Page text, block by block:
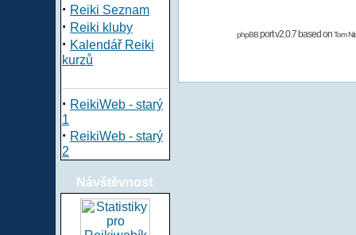
· Reiki Seznam
· Reiki kluby
· Kalendář Reiki
kurzů
· ReikiWeb - starý
1
· ReikiWeb - starý
2
Návštěvnost
phpBBport v2.0.7 based onTom